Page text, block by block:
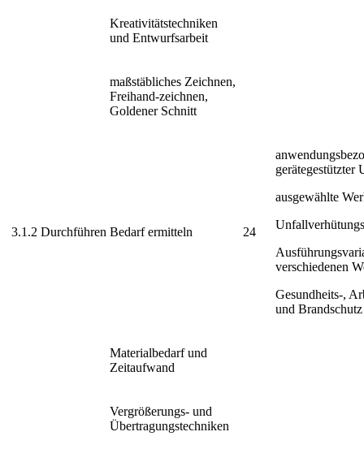
Kreativitätstechniken
und Entwurfsarbeit
maßstäbliches Zeichnen,
Freihand-zeichnen,
Goldener Schnitt
3.1.2 Durchführen Bedarf ermitteln 24
gerätegestützter
ausgewählte
verschiedenen
Gesundheits-,
und Brandschutz
Materialbedarf und
Zeitaufwand
Vergrößerungs- und
Übertragungstechniken